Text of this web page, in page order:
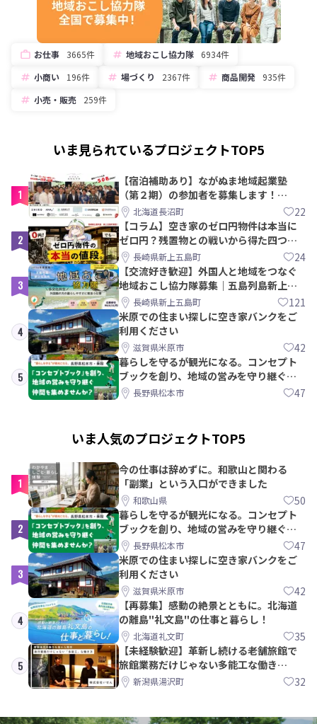
お仕事 3665件 地域おこし協力隊
6934件
小商い
196件 場づくり 2367件 商品開発
935件
小売・販売
259件
いま見られているプロジェクトTOP5
1
【宿泊補助あり】ながぬま地域起業塾
（第２期）の参加者を募集します！
【8/21〆】
北海道長沼町 22
2
【コラム】空き家のゼロ円物件は本当に
ゼロ円？残置物との戦いから得た四つの
教訓｜新上五島町
長崎県新上五島町 24
3
【交流好き歓迎】外国人と地域をつなぐ
地域おこし協力隊募集｜五島列島新上五
島町長崎県新上五島町 121
4
米原での住まい探しに空き家バンクをご
利用ください
滋賀県米原市 42
5
暮らしを守るが観光になる。コンセプト
ブックを創り、地域の営みを守り継ぐ仲
間を集めませんか？
長野県松本市 47
いま人気のプロジェクトTOP5
1
今の仕事は辞めずに。和歌山と関わる
「副業」という入口ができました
和歌山県 50
2
暮らしを守るが観光になる。コンセプト
ブックを創り、地域の営みを守り継ぐ仲
間を集めませんか？
長野県松本市 47
3
米原での住まい探しに空き家バンクをご
利用ください
滋賀県米原市 42
4
【再募集】感動の絶景とともに。北海道
の離島"礼文島"の仕事と暮らし！
北海道礼文町 35
5
【未経験歓迎】革新し続ける老舗旅館で
旅館業務だけじゃない多能工な働き
方。 株式会社いせん
新潟県湯沢町 32